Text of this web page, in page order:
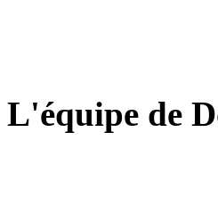
L'équipe de